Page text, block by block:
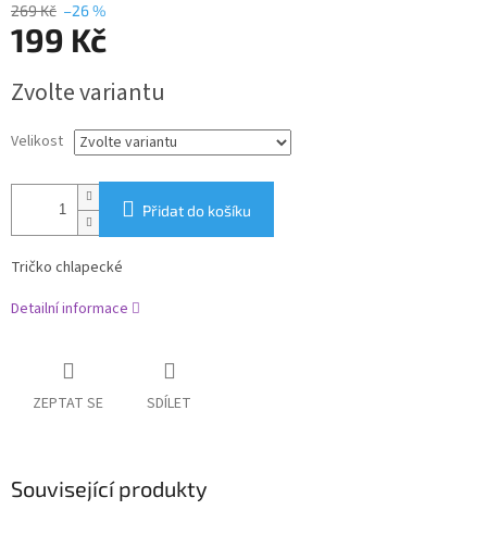
269 Kč –26 %
199 Kč
cena:
Zvolte variantu
Velikost
Přidat do košíku
Tričko chlapecké
Detailní informace
ZEPTAT SE SDÍLET
Související produkty